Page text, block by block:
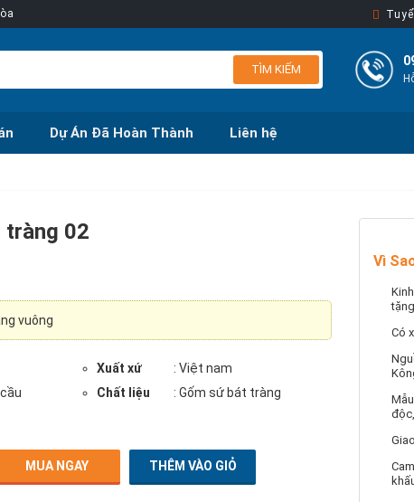
TÌM KIẾM
Dự Án Đã Hoàn Thành Liên hệ
tràng 02
vuông
Xuất xứ
: Việt nam
Chất liệu
: Gốm sứ bát tràng
MUA NGAY
Vì
Có